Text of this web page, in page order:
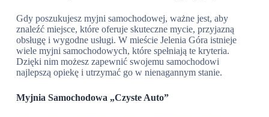
Gdy poszukujesz myjni samochodowej, ważne jest, aby
znaleźć miejsce, które oferuje skuteczne mycie, przyjazną
obsługę i wygodne usługi. W mieście Jelenia Góra istnieje
wiele myjni samochodowych, które spełniają te kryteria.
Dzięki nim możesz zapewnić swojemu samochodowi
najlepszą opiekę i utrzymać go w nienagannym stanie.
Myjnia Samochodowa „Czyste Auto”